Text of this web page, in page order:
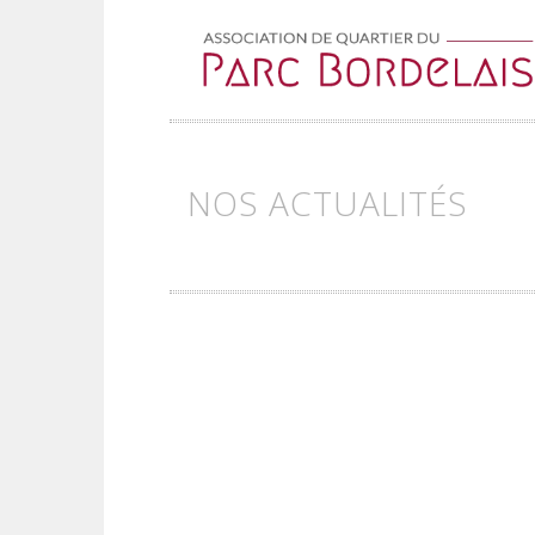
NOS ACTUALITÉS